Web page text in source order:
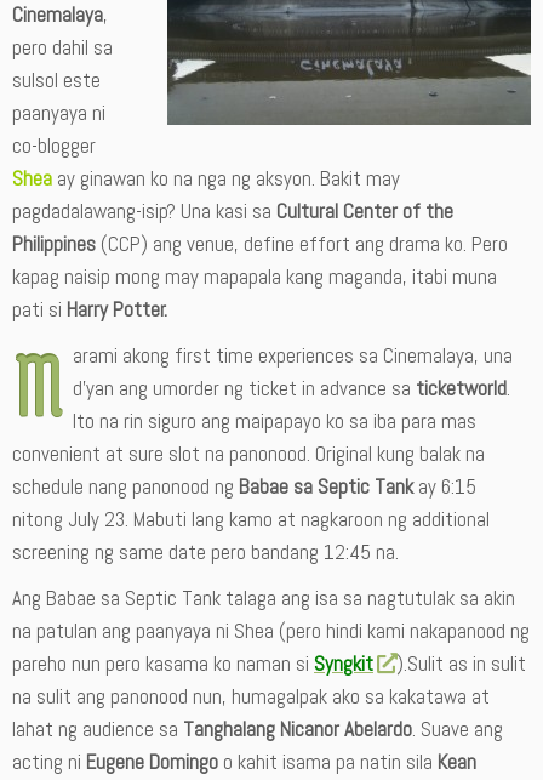
Cinemalaya,
pero dahil sa
sulsol este
paanyaya ni
co-blogger
Shea ay ginawan ko na nga ng aksyon. Bakit may
pagdadalawang-isip? Una kasi sa Cultural Center of the
Philippines (CCP) ang venue, define effort ang drama ko. Pero
kapag naisip mong may mapapala kang maganda, itabi muna
pati si Harry Potter.
M arami akong first time experiences sa Cinemalaya, una
d’yan ang umorder ng ticket in advance sa ticketworld.
Ito na rin siguro ang maipapayo ko sa iba para mas
convenient at sure slot na panonood. Original kung balak na
schedule nang panonood ng Babae sa Septic Tankay 6:15
nitong July 23. Mabuti lang kamo at nagkaroon ng additional
screening ng same date pero bandang 12:45 na.
Ang Babae sa Septic Tank talaga ang isa sa nagtutulak sa akin
na patulan ang paanyaya ni Shea (pero hindi kami nakapanood ng
pareho nun pero kasama ko naman si Syngkit
).Sulit as in sulit
na sulit ang panonood nun, humagalpak ako sa kakatawa at
lahat ng audience sa Tanghalang Nicanor Abelardo. Suave ang
acting ni Eugene Domingo o kahit isama pa natin sila Kean